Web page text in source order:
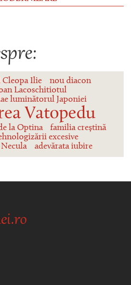
Ilie
nou diacon
Lacoschitiotul
luminătorul Japoniei
Vatopedu
la Optina
familia creștină
excesive
adevărata iubire